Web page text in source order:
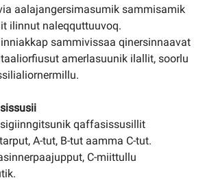
aalajangersimasumik sammisamik
ilinnut naleqquttuuvoq.
sammivissaa qinersinnaavat
amerlasuunik ilallit, soorlu
qaffasissusillit
A-tut, B-tut aamma C-tut.
C-miittullu